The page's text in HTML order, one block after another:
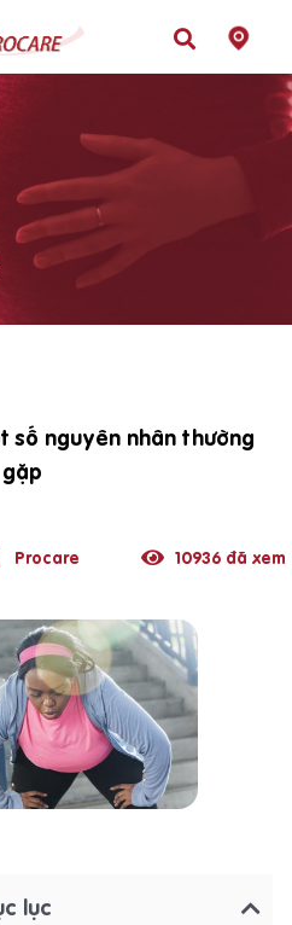
số nguyên nhân thường
gặp
Procare 10936 đã xem
lục